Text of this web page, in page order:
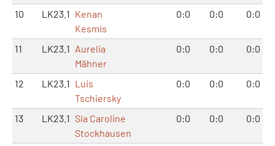
10
LK23.1 Kenan
Kesmis
0:0 0:0 0:0
11 LK23.1 Aurelia
Mähner
0:0 0:0 0:0
12 LK23.1 Luis
Tschiersky
0:0 0:0 0:0
13 LK23.1 Sia Caroline
Stockhausen
0:0 0:0 0:0